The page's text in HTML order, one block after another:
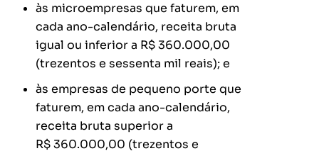
às microempresas que faturem, em
cada ano-calendário, receita bruta
igual ou inferior a R$ 360.000,00
(trezentos e sessenta mil reais); e
às empresas de pequeno porte que
faturem, em cada ano-calendário,
receita bruta superior a
R$ 360.000,00 (trezentos e